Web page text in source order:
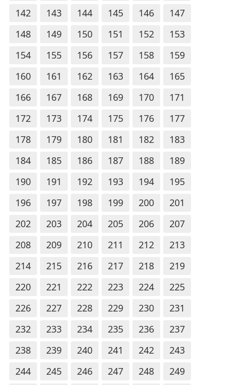
142
143 144 145 146
147
148
149 150 151 152
153
154
155 156 157 158
159
160
161 162 163 164
165
166
167 168 169 170
171
172
173 174 175 176
177
178
179 180 181 182
183
184
185 186 187 188
189
190
191 192 193 194
195
196
197 198 199 200
201
202
203 204 205 206
207
208
209 210 211 212
213
214
215 216 217 218
219
220
221 222 223 224
225
226
227 228 229 230
231
232
233 234 235 236
237
238
239 240 241 242
243
244
245 246 247 248
249